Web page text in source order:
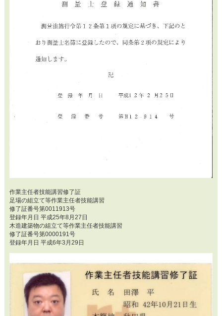
作業主任者技能講習修了証
足場の組立て等作業主任者技能講習
修了証番号第0011913号
登録年月日 平成25年8月27日
木造建築物の組立て等作業主任者技能講習
修了証番号第0000191号
登録年月日 平成6年3月29日